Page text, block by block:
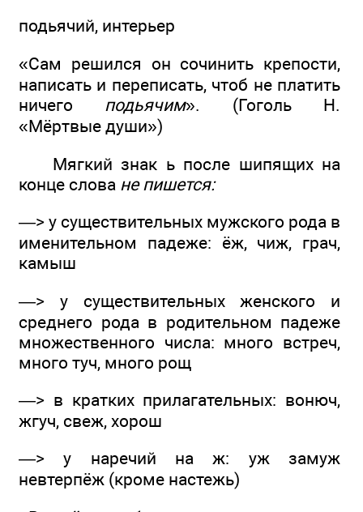
подьячий, интерьер
«Сам решился он сочинить крепости,
написать и переписать, чтоб не платить
ничего подьячим». (Гоголь Н.
«Мёртвые души»)
Мягкий знак ь после шипящих на
конце слова не пишется:
—> у существительных мужского рода в
именительном падеже: ёж, чиж, грач,
камыш
—> у существительных женского и
среднего рода в родительном падеже
множественного числа: много встреч,
много туч, много рощ
—> в кратких прилагательных: вонюч,
жгуч, свеж, хорош
—> у наречий на ж: уж замуж
невтерпёж (кроме настежь)